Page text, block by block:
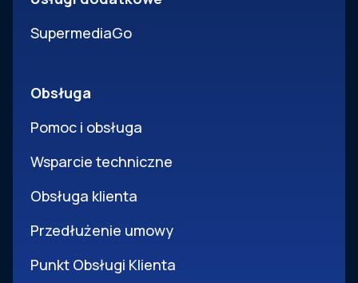
SupermediaGo
Obsługa
Pomoc i obsługa
Wsparcie techniczne
Obsługa klienta
Przedłużenie umowy
Punkt Obsługi Klienta